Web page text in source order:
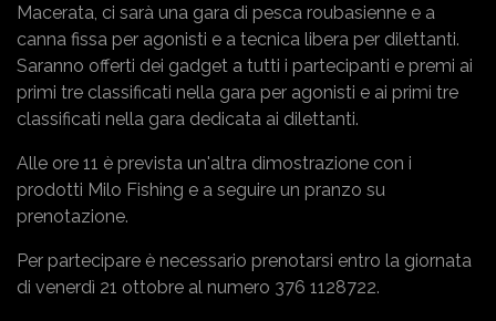
Macerata, ci sarà una gara di pesca roubasienne e a
canna fissa per agonisti e a tecnica libera per dilettanti.
Saranno offerti dei gadget a tutti i partecipanti e premi ai
primi tre classificati nella gara per agonisti e ai primi tre
classificati nella gara dedicata ai dilettanti.
Alle ore 11 è prevista un'altra dimostrazione con i
prodotti Milo Fishing e a seguire un pranzo su
prenotazione.
Per partecipare è necessario prenotarsi entro la giornata
di venerdì 21 ottobre al numero 376 1128722.